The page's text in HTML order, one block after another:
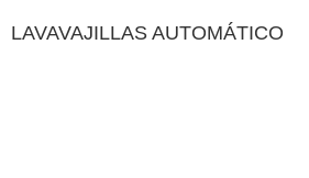
LAVAVAJILLAS AUTOMÁTICO